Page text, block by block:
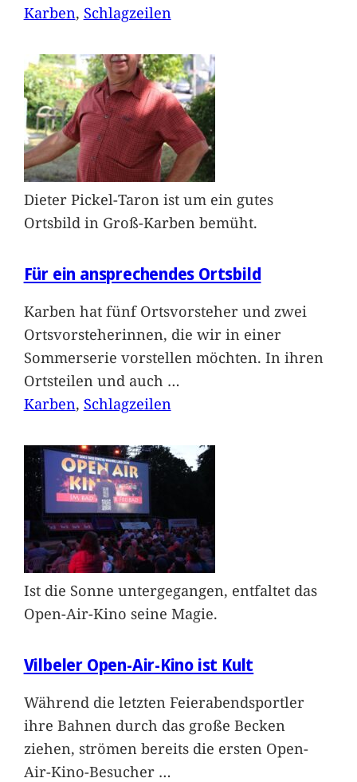
Karben, Schlagzeilen
Dieter Pickel-Taron ist um ein gutes
Ortsbild in Groß-Karben bemüht.
Für ein ansprechendes Ortsbild
Karben hat fünf Ortsvorsteher und zwei
Ortsvorsteherinnen, die wir in einer
Sommerserie vorstellen möchten. In ihren
Ortsteilen und auch …
Karben, Schlagzeilen
Ist die Sonne untergegangen, entfaltet das
Open-Air-Kino seine Magie.
Vilbeler Open-Air-Kino ist Kult
Während die letzten Feierabendsportler
ihre Bahnen durch das große Becken
ziehen, strömen bereits die ersten Open-
Air-Kino-Besucher …